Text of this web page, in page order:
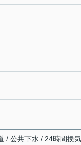
/ 公共下水 / 24時間換